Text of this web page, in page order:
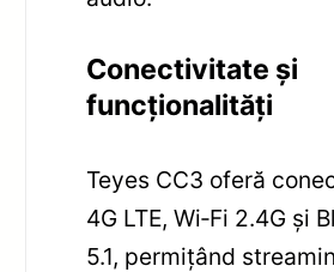
Conectivitate și
funcționalități
Teyes CC3 oferă
4G LTE, Wi‑Fi 2.4G și
5.1, permițând